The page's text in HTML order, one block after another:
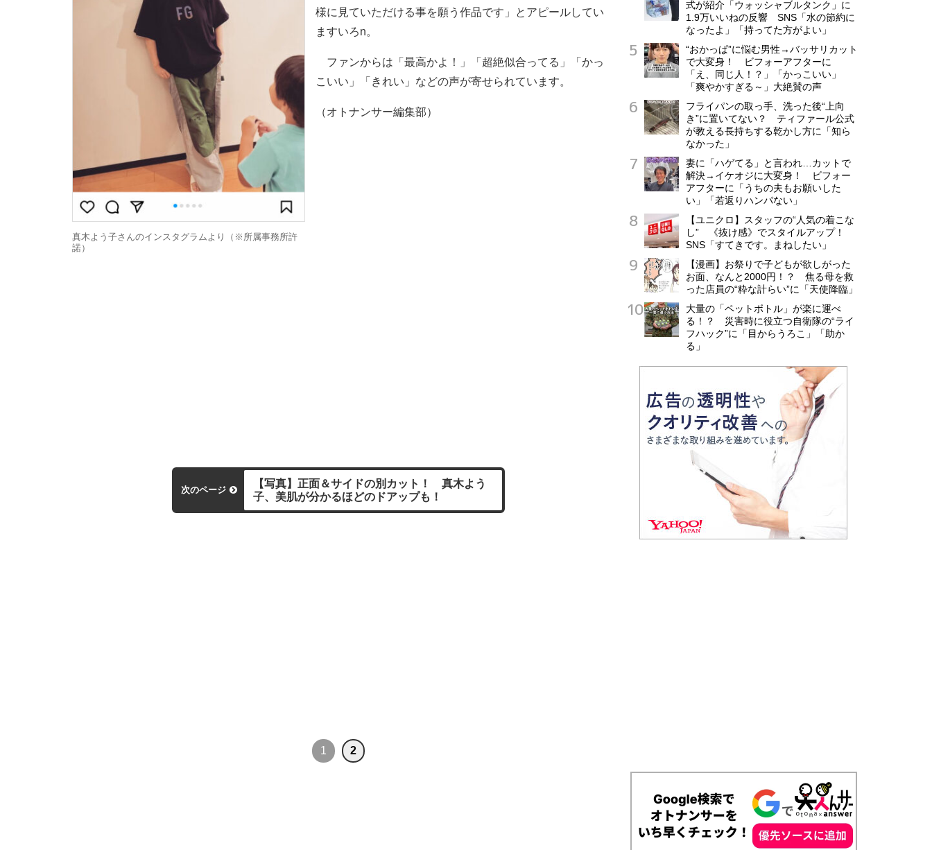
真木よう子さんのインスタグラムより（※所属事務所許
諾）
様に見ていただける事を願う作品です」とアピールしてい
ますいろn。
ファンからは「最高かよ！」「超絶似合ってる」「かっ
こいい」「きれい」などの声が寄せられています。
（オトナンサー編集部）
次のページ
【写真】正面＆サイドの別カット！ 真木よう
子、美肌が分かるほどのドアップも！
1 2
式が紹介「ウォッシャブルタンク」に
1.9万いいねの反響 SNS「水の節約に
なったよ」「持ってた方がよい」
“おかっぱ”に悩む男性→バッサリカット
で大変身！ ビフォーアフターに
「え、同じ人！？」「かっこいい」
「爽やかすぎる～」大絶賛の声
フライパンの取っ手、洗った後“上向
き”に置いてない？ ティファール公式
が教える長持ちする乾かし方に「知ら
なかった」
妻に「ハゲてる」と言われ…カットで
解決→イケオジに大変身！ ビフォー
アフターに「うちの夫もお願いした
い」「若返りハンパない」
【ユニクロ】スタッフの“人気の着こな
し” 《抜け感》でスタイルアップ！
SNS「すてきです。まねしたい」
【漫画】お祭りで子どもが欲しがった
お面、なんと2000円！？ 焦る母を救
った店員の“粋な計らい”に「天使降臨」
大量の「ペットボトル」が楽に運べ
る！？ 災害時に役立つ自衛隊の“ライ
フハック”に「目からうろこ」「助か
る」